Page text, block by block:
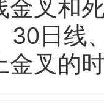
金叉和
30日线
金叉的